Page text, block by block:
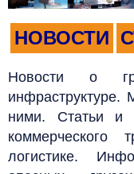
НОВОСТИ
Новости о
инфраструктуре.
ними. Статьи и
коммерческого
логистике.